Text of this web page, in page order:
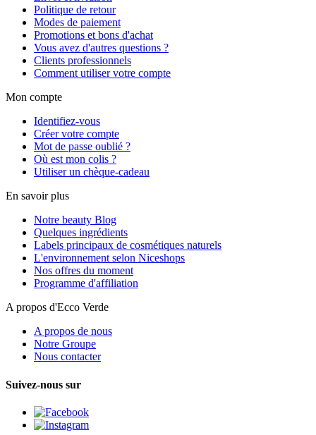
Politique de retour
Modes de paiement
Promotions et bons d'achat
Vous avez d'autres questions ?
Clients professionnels
Comment utiliser votre compte
Mon compte
Identifiez-vous
Créer votre compte
Mot de passe oublié ?
Où est mon colis ?
Utiliser un chèque-cadeau
En savoir plus
Notre beauty Blog
Quelques ingrédients
Labels principaux de cosmétiques naturels
L'environnement selon Niceshops
Nos offres du moment
Programme d'affiliation
A propos d'Ecco Verde
A propos de nous
Notre Groupe
Nous contacter
Suivez-nous sur